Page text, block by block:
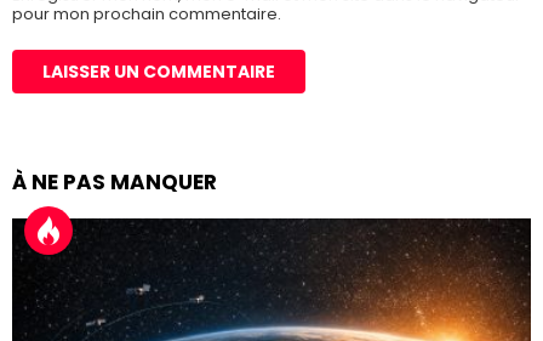
pour mon prochain commentaire.
À NE PAS MANQUER